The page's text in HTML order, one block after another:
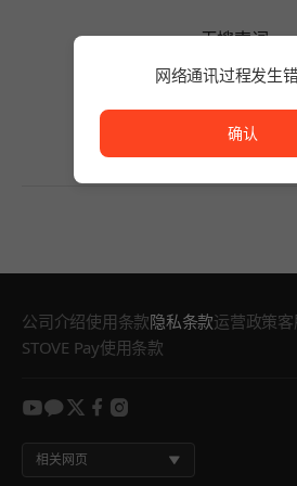
无搜索词。
请缩短搜索词的字数或变更
公司介绍使用条款隐私条款运营政策
STOVE Pay使用条款
youtube
kakao
twitter
facebook
instagram
相关网页
网络通讯过程发生错
确认